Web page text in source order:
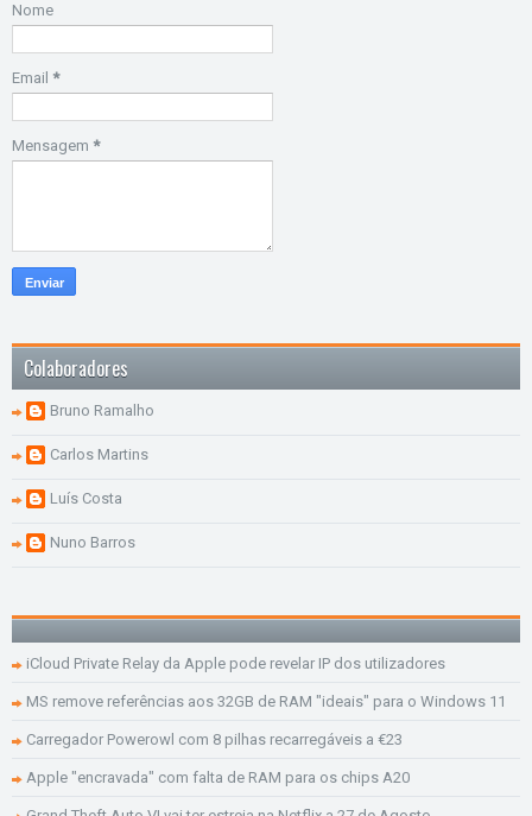
Nome
Email *
Mensagem *
Colaboradores
Bruno Ramalho
Carlos Martins
Luís Costa
Nuno Barros
iCloud Private Relay da Apple pode revelar IP dos utilizadores
MS remove referências aos 32GB de RAM "ideais" para o Windows 11
Carregador Powerowl com 8 pilhas recarregáveis a €23
Apple "encravada" com falta de RAM para os chips A20